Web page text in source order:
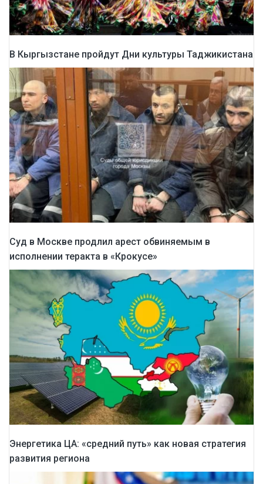
В Кыргызстане пройдут Дни культуры Таджикистана
Суд в Москве продлил арест обвиняемым в
исполнении теракта в «Крокусе»
Энергетика ЦА: «средний путь» как новая стратегия
развития региона